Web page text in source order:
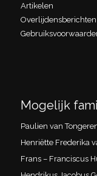
Artikelen
Overlijdensberichten
Mogelijk
Paulien van
Henriëtte Frederika
Frans – Franciscus